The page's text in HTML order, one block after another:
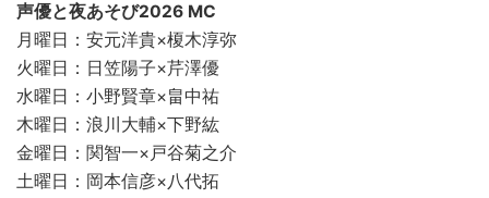
声優と夜あそび2026 MC
月曜日：安元洋貴×榎木淳弥
火曜日：日笠陽子×芹澤優
水曜日：小野賢章×畠中祐
木曜日：浪川大輔×下野紘
金曜日：関智一×戸谷菊之介
土曜日：岡本信彦×八代拓